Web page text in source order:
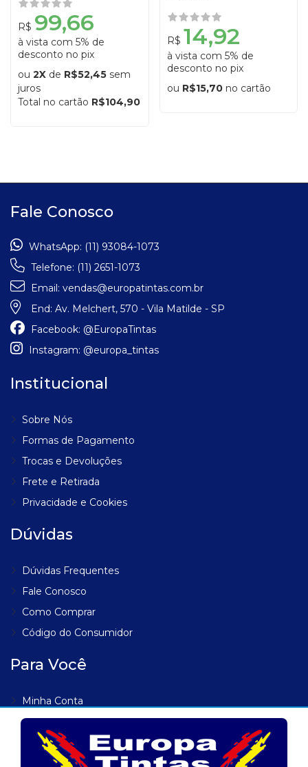
R$ 99,66
à vista com 5% de
desconto no pix
ou 2X de R$52,45 sem
juros
Total no cartão R$104,90
R$ 14,92
à vista com 5% de
desconto no pix
ou R$15,70no cartão
Fale Conosco
WhatsApp: (11) 93084-1073
Telefone: (11) 2651-1073
Email: vendas@europatintas.com.br
End: Av. Melchert, 570 - Vila Matilde - SP
Facebook: @EuropaTintas
Instagram: @europa_tintas
Institucional
Sobre Nós
Formas de Pagamento
Trocas e Devoluções
Frete e Retirada
Privacidade e Cookies
Dúvidas
Dúvidas Frequentes
Fale Conosco
Como Comprar
Código do Consumidor
Para Você
Minha Conta
Meus Endereços
Meus Pedidos
Lista de Desejos